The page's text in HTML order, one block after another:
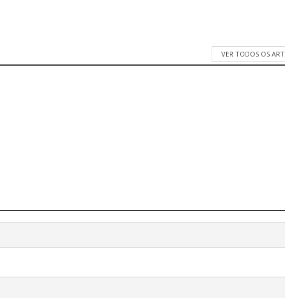
VER TODOS OS